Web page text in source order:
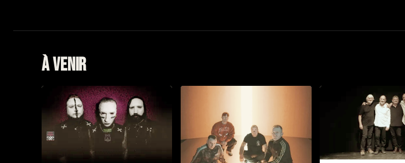
À venir